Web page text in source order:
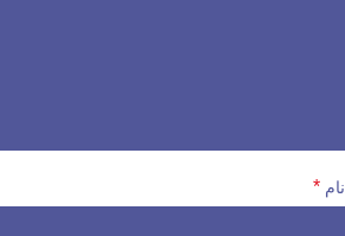
نام *